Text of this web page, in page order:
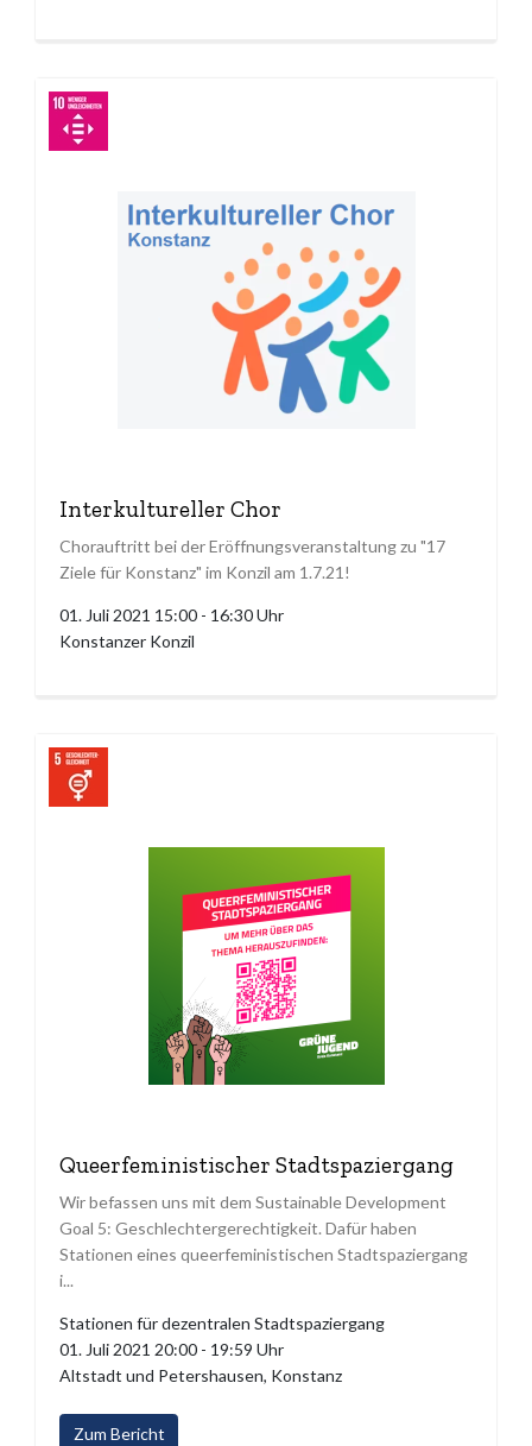
Interkultureller Chor
Chorauftritt bei der Eröffnungsveranstaltung zu "17
Ziele für Konstanz" im Konzil am 1.7.21!
01. Juli 2021 15:00 - 16:30 Uhr
Konstanzer Konzil
Queerfeministischer Stadtspaziergang
Wir befassen uns mit dem Sustainable Development
Goal 5: Geschlechtergerechtigkeit. Dafür haben
Stationen eines queerfeministischen Stadtspaziergang
i...
Stationen für dezentralen Stadtspaziergang
01. Juli 2021 20:00 - 19:59 Uhr
Altstadt und Petershausen, Konstanz
Zum Bericht